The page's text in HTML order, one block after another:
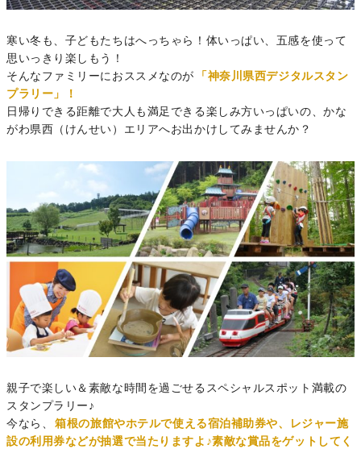
寒い冬も、子どもたちはへっちゃら！体いっぱい、五感を使って
思いっきり楽しもう！
そんなファミリーにおススメなのが
「神奈川県西デジタルスタン
プラリー」！
日帰りできる距離で大人も満足できる楽しみ方いっぱいの、かな
がわ県西（けんせい）エリアへお出かけしてみませんか？
親子で楽しい＆素敵な時間を過ごせるスペシャルスポット満載の
スタンプラリー♪
今なら、
箱根の旅館やホテルで使える宿泊補助券や、レジャー施
設の利用券などが抽選で当たりますよ♪素敵な賞品をゲットしてく